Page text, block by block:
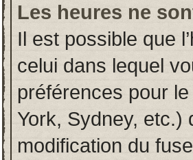
Les heures ne
Il est possible que
celui dans lequel
préférences pour
York, Sydney, etc.)
modification du